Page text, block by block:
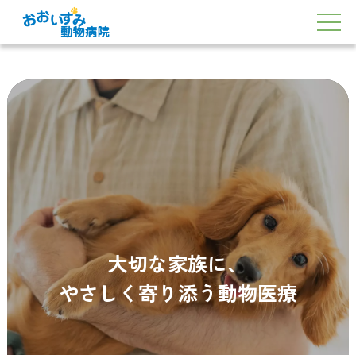
大切な家族に、
やさしく寄り添う動物医療